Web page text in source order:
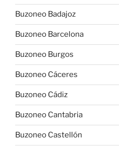
Buzoneo Badajoz
Buzoneo Barcelona
Buzoneo Burgos
Buzoneo Cáceres
Buzoneo Cádiz
Buzoneo Cantabria
Buzoneo Castellón